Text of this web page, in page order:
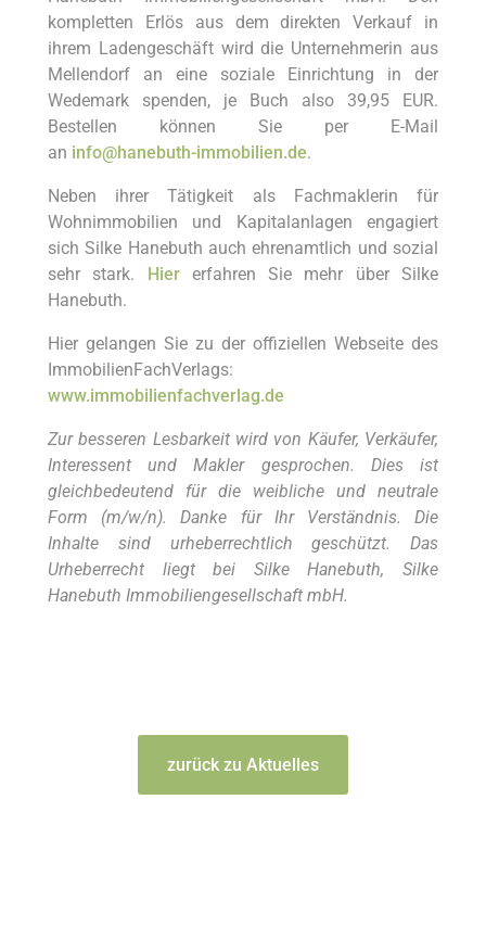
kompletten Erlös aus dem direkten Verkauf in
ihrem Ladengeschäft wird die Unternehmerin aus
Mellendorf an eine soziale Einrichtung in der
Wedemark spenden, je Buch also 39,95 EUR.
Bestellen können Sie per E-Mail
an info@hanebuth-immobilien.de.
Neben ihrer Tätigkeit als Fachmaklerin für
Wohnimmobilien und Kapitalanlagen engagiert
sich Silke Hanebuth auch ehrenamtlich und sozial
sehr stark. Hiererfahren Sie mehr über Silke
Hanebuth.
Hier gelangen Sie zu der offiziellen Webseite des
ImmobilienFachVerlags:
www.immobilienfachverlag.de
Zur besseren Lesbarkeit wird von Käufer, Verkäufer,
Interessent und Makler gesprochen. Dies ist
gleichbedeutend für die weibliche und neutrale
Form (m/w/n). Danke für Ihr Verständnis. Die
Inhalte sind urheberrechtlich geschützt. Das
Urheberrecht liegt bei Silke Hanebuth, Silke
Hanebuth Immobiliengesellschaft mbH.
zurück zu Aktuelles